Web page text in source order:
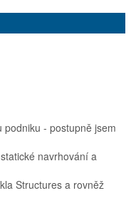
podniku - postupně jsem
navrhování a
Structures a rovněž